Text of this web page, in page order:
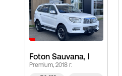
Foton Sauvana, I
Premium, 2018 г.